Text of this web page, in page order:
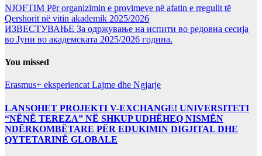
NJOFTIM Për organizimin e provimeve në afatin e rregullt të
Qershorit në vitin akademik 2025/2026
ИЗВЕСТУВАЊЕ За одржување на испити во редовна сесија
во Јуни во академската 2025/2026 година.
You missed
Erasmus+ eksperiencat Lajme dhe Ngjarje
LANSOHET PROJEKTI V-EXCHANGE! UNIVERSITETI
“NËNË TEREZA” NË SHKUP UDHËHEQ NISMËN
NDËRKOMBËTARE PËR EDUKIMIN DIGJITAL DHE
QYTETARINË GLOBALE